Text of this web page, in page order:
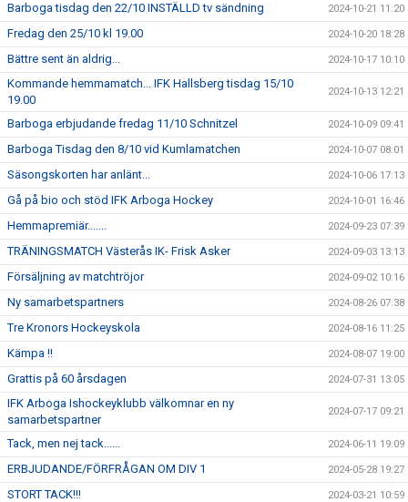
Barboga tisdag den 22/10 INSTÄLLD tv sändning 2024-10-21 11:20
Fredag den 25/10 kl 19.00 2024-10-20 18:28
Bättre sent än aldrig... 2024-10-17 10:10
Kommande hemmamatch... IFK Hallsberg tisdag 15/10
19.00
2024-10-13 12:21
Barboga erbjudande fredag 11/10 Schnitzel 2024-10-09 09:41
Barboga Tisdag den 8/10 vid Kumlamatchen 2024-10-07 08:01
Säsongskorten har anlänt... 2024-10-06 17:13
Gå på bio och stöd IFK Arboga Hockey 2024-10-01 16:46
Hemmapremiär....... 2024-09-23 07:39
TRÄNINGSMATCH Västerås IK- Frisk Asker 2024-09-03 13:13
Försäljning av matchtröjor 2024-09-02 10:16
Ny samarbetspartners 2024-08-26 07:38
Tre Kronors Hockeyskola 2024-08-16 11:25
Kämpa !! 2024-08-07 19:00
Grattis på 60 årsdagen 2024-07-31 13:05
IFK Arboga Ishockeyklubb välkomnar en ny
samarbetspartner
2024-07-17 09:21
Tack, men nej tack...... 2024-06-11 19:09
ERBJUDANDE/FÖRFRÅGAN OM DIV 1 2024-05-28 19:27
STORT TACK!!! 2024-03-21 10:59